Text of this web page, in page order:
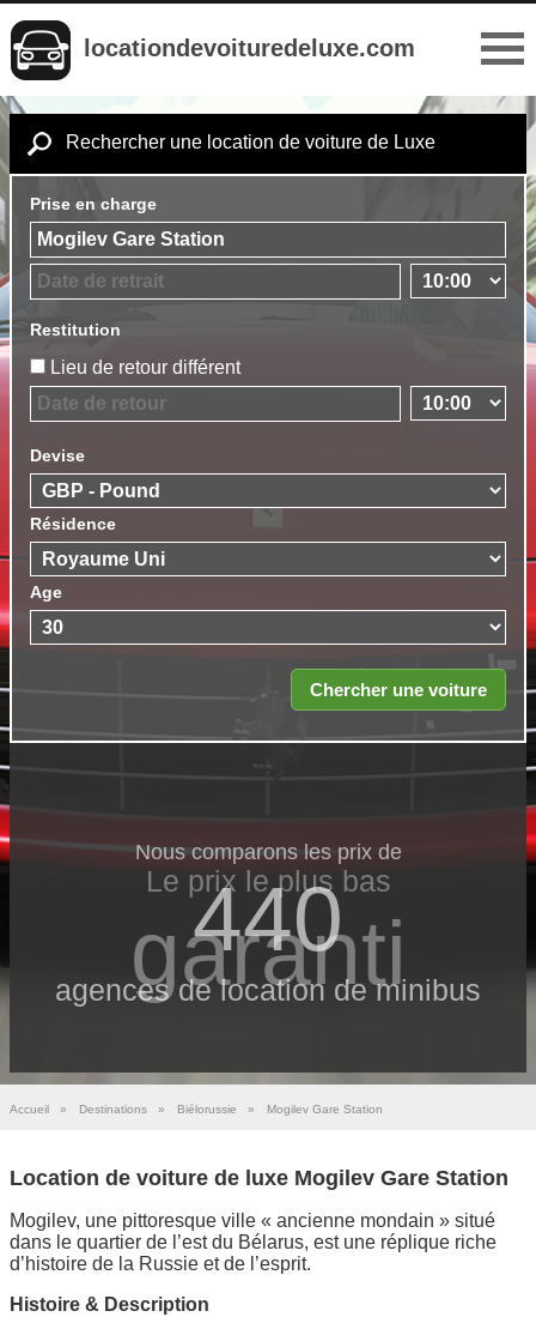
locationdevoituredeluxe.com
Rechercher une location de voiture de Luxe
Prise en charge
Restitution
Lieu de retour différent
Devise
Résidence
Age
Nous comparons les prix de
440
agences de location de minibus
Le prix le​ plus bas
garanti
Accueil » Destinations » Biélorussie » Mogilev Gare Station
Location de voiture de luxe Mogilev Gare Station
Mogilev, une pittoresque ville « ancienne mondain » situé
dans le quartier de l’est du Bélarus, est une réplique riche
d’histoire de la Russie et de l’esprit.
Histoire & Description